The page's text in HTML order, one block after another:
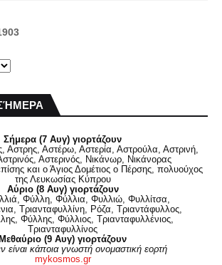
903
Σήμερα (7 Αυγ) γιορτάζουν
Αστρης, Αστέρω, Αστερία, Αστρούλα, Αστρινή,
Αστερινός, Νικάνωρ, Νικάνορας
και ο Άγιος Δομέτιος ο Πέρσης, πολυούχος
της Λευκωσίας Κύπρου
Αύριο (8 Αυγ) γιορτάζουν
Φύλλη, Φύλλια, Φυλλιώ, Φυλλίτσα,
Τριανταφυλλίνη, Ρόζα, Τριαντάφυλλος,
Φύλλης, Φύλλιος, Τριανταφυλλένιος,
Τριανταφυλλίνος
Μεθαύριο (9 Αυγ) γιορτάζουν
είναι κάποια γνωστή ονομαστική εορτή
mykosmos.gr